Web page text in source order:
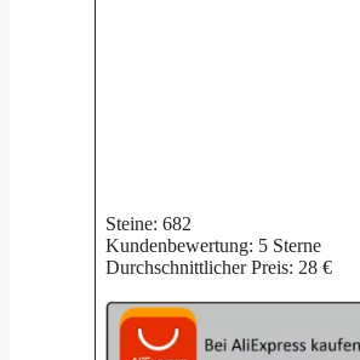
Steine: 682
Kundenbewertung: 5 Sterne
Durchschnittlicher Preis: 28 €